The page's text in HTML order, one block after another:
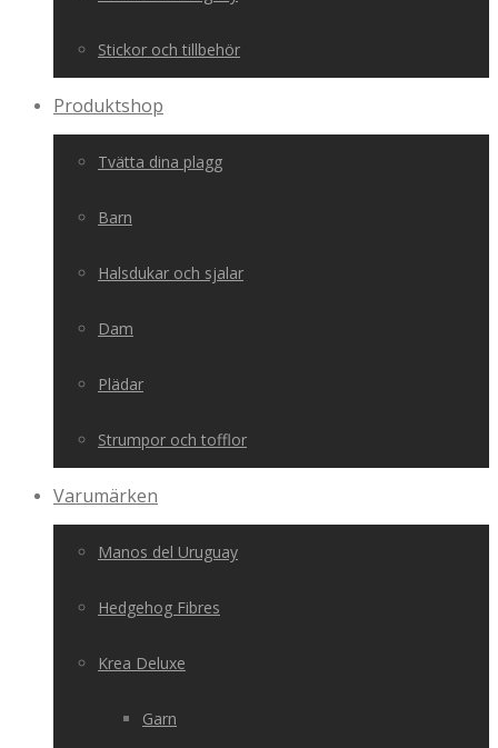
Stickor och tillbehör
Produktshop
Tvätta dina plagg
Barn
Halsdukar och sjalar
Dam
Plädar
Strumpor och tofflor
Varumärken
Manos del Uruguay
Hedgehog Fibres
Krea Deluxe
Garn